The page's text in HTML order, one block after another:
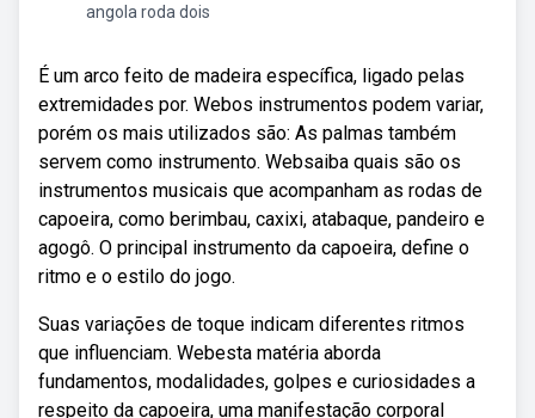
angola roda dois
É um arco feito de madeira específica, ligado pelas
extremidades por. Webos instrumentos podem variar,
porém os mais utilizados são: As palmas também
servem como instrumento. Websaiba quais são os
instrumentos musicais que acompanham as rodas de
capoeira, como berimbau, caxixi, atabaque, pandeiro e
agogô. O principal instrumento da capoeira, define o
ritmo e o estilo do jogo.
Suas variações de toque indicam diferentes ritmos
que influenciam. Webesta matéria aborda
fundamentos, modalidades, golpes e curiosidades a
respeito da capoeira, uma manifestação corporal